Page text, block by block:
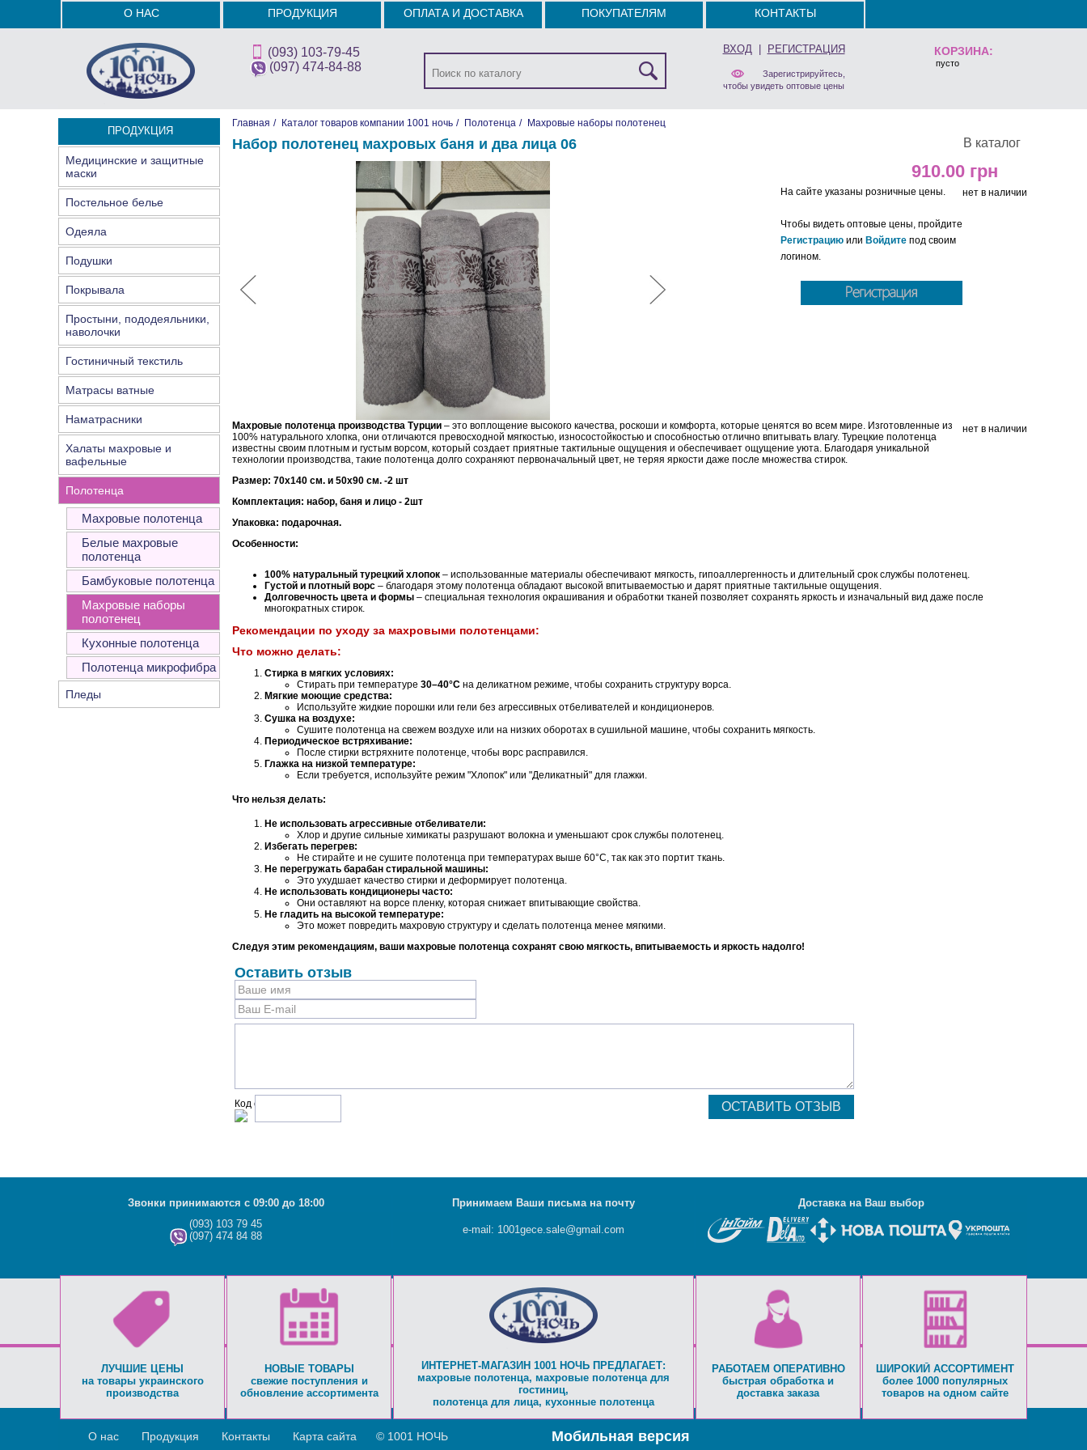
КОРЗИНА:
пусто
О НАС ПРОДУКЦИЯ ОПЛАТА И ДОСТАВКА ПОКУПАТЕЛЯМ КОНТАКТЫ
(093) 103-79-45
(097) 474-84-88
ВХОД| РЕГИСТРАЦИЯ
Зарегистрируйтесь,
чтобы увидеть оптовые цены
ПРОДУКЦИЯ
Медицинские и защитные
маски
Постельное белье
Одеяла
Подушки
Покрывала
Простыни, пододеяльники,
наволочки
Гостиничный текстиль
Матрасы ватные
Наматрасники
Халаты махровые и
вафельные
Полотенца
Махровые полотенца
Белые махровые
полотенца
Бамбуковые полотенца
Махровые наборы
полотенец
Кухонные полотенца
Полотенца микрофибра
Пледы
Главная / Каталог товаров компании 1001 ночь / Полотенца / Махровые наборы полотенец
В каталог
Набор полотенец махровых баня и два лица 06
910.00
нет в наличии
На сайте указаны розничные цены.
Чтобы видеть оптовые цены, пройдите
Регистрацию или Войдите под своим
логином.
нет в наличии
Махровые полотенца производства Турции – это воплощение высокого качества, роскоши и комфорта, которые ценятся во всем мире. Изготовленные из
100% натурального хлопка, они отличаются превосходной мягкостью, износостойкостью и способностью отлично впитывать влагу. Турецкие полотенца
известны своим плотным и густым ворсом, который создает приятные тактильные ощущения и обеспечивает ощущение уюта. Благодаря уникальной
технологии производства, такие полотенца долго сохраняют первоначальный цвет, не теряя яркости даже после множества стирок.
Размер: 70х140 см. и 50х90 см. -2 шт
Комплектация: набор, баня и лицо - 2шт
Упаковка: подарочная.
Особенности:
100% натуральный турецкий хлопок – использованные материалы обеспечивают мягкость, гипоаллергенность и длительный срок службы полотенец.
Густой и плотный ворс – благодаря этому полотенца обладают высокой впитываемостью и дарят приятные тактильные ощущения.
Долговечность цвета и формы – специальная технология окрашивания и обработки тканей позволяет сохранять яркость и изначальный вид даже после
многократных стирок.
Рекомендации по уходу за махровыми полотенцами:
Что можно делать:
Стирка в мягких условиях:
Стирать при температуре 30–40°C на деликатном режиме, чтобы сохранить структуру ворса.
Мягкие моющие средства:
Используйте жидкие порошки или гели без агрессивных отбеливателей и кондиционеров.
Сушка на воздухе:
Сушите полотенца на свежем воздухе или на низких оборотах в сушильной машине, чтобы сохранить мягкость.
Периодическое встряхивание:
После стирки встряхните полотенце, чтобы ворс расправился.
Глажка на низкой температуре:
Если требуется, используйте режим "Хлопок" или "Деликатный" для глажки.
Что нельзя делать:
Не использовать агрессивные отбеливатели:
Хлор и другие сильные химикаты разрушают волокна и уменьшают срок службы полотенец.
Избегать перегрев:
Не стирайте и не сушите полотенца при температурах выше 60°C, так как это портит ткань.
Не перегружать барабан стиральной машины:
Это ухудшает качество стирки и деформирует полотенца.
Не использовать кондиционеры часто:
Они оставляют на ворсе пленку, которая снижает впитывающие свойства.
Не гладить на высокой температуре:
Это может повредить махровую структуру и сделать полотенца менее мягкими.
Следуя этим рекомендациям, ваши махровые полотенца сохранят свою мягкость, впитываемость и яркость надолго!
Оставить отзыв
Код с рисунка:
Мобильная версия
О нас Продукция Контакты Карта сайта © 1001 НОЧЬ
Звонки принимаются с 09:00 до 18:00 Принимаем Ваши письма на почту Доставка на Ваш выбор
(093) 103 79 45
(097) 474 84 88
e-mail: 1001gece.sale@gmail.com
ЛУЧШИЕ ЦЕНЫ
на товары украинского
производства
НОВЫЕ ТОВАРЫ
свежие поступления и
обновление ассортимента
ИНТЕРНЕТ-МАГАЗИН 1001 НОЧЬ ПРЕДЛАГАЕТ:
махровые полотенца, махровые полотенца для
гостиниц,
полотенца для лица, кухонные полотенца
РАБОТАЕМ ОПЕРАТИВНО
быстрая обработка и
доставка заказа
ШИРОКИЙ АССОРТИМЕНТ
более 1000 популярных
товаров на одном сайте